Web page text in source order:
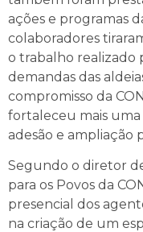
ações e programas
colaboradores
o trabalho realizado
demandas das
compromisso da
fortaleceu mais
adesão e ampliação
Segundo o diretor
para os Povos da
presencial dos
na criação de um